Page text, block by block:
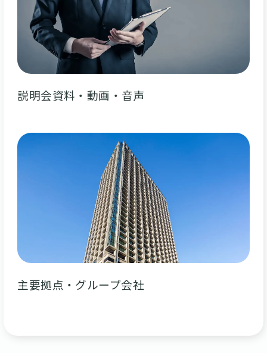
説明会資料・動画・音声
主要拠点・グループ会社